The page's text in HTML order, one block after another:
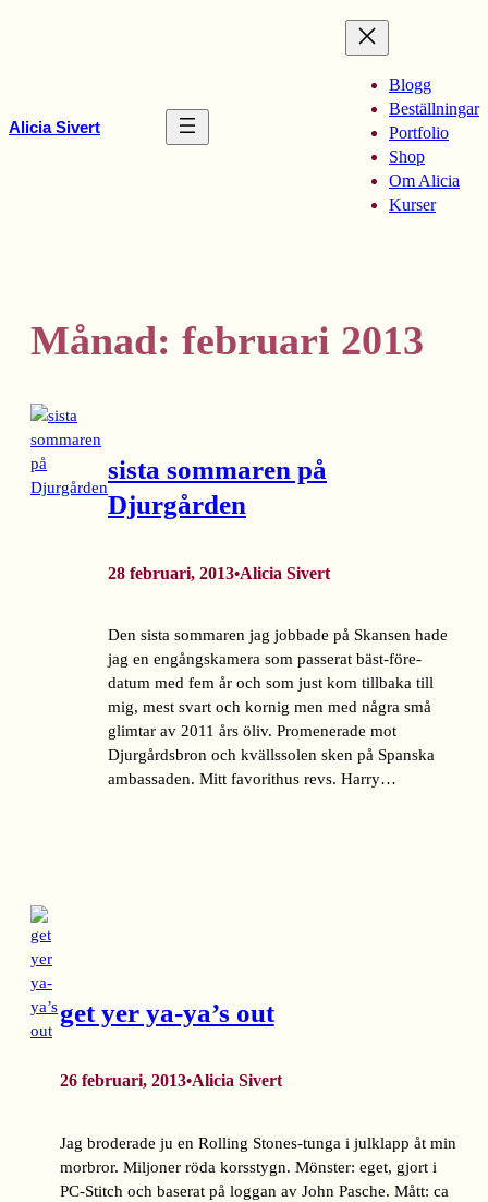
Alicia Sivert
Blogg
Beställningar
Portfolio
Shop
Om Alicia
Kurser
Månad: februari 2013
sista sommaren på
Djurgården
28 februari, 2013•Alicia Sivert
Den sista sommaren jag jobbade på Skansen hade
jag en engångskamera som passerat bäst-före-
datum med fem år och som just kom tillbaka till
mig, mest svart och kornig men med några små
glimtar av 2011 års öliv. Promenerade mot
Djurgårdsbron och kvällssolen sken på Spanska
ambassaden. Mitt favorithus revs. Harry…
get yer ya-ya’s out
26 februari, 2013•Alicia Sivert
Jag broderade ju en Rolling Stones-tunga i julklapp åt min
morbror. Miljoner röda korsstygn. Mönster: eget, gjort i
PC-Stitch och baserat på loggan av John Pasche. Mått: ca